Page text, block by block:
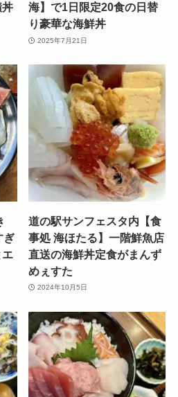
丼
海】で1日限定20食の日替
り豪華な海鮮丼
2025年7月21日
ぎ
道の駅サンフェスタ内【食
事処 海ほたる】一階鮮魚店
直送の海鮮丼定食がまんず
めぇすた
2024年10月5日